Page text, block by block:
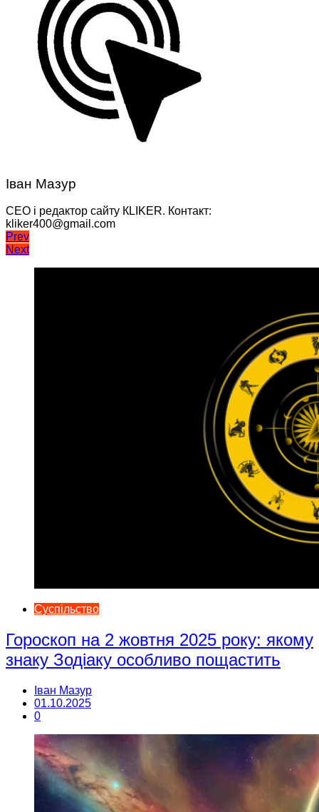
Іван Мазур
CEO і редактор сайту КLIKER. Контакт:
kliker400@gmail.com
Навігація
записів
Prev
Next
Суспільство
Гороскоп на 2 жовтня 2025 року: якому
знаку Зодіаку особливо пощастить
Іван Мазур
01.10.2025
0